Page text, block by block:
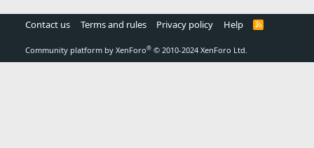
Contact us Terms and rules Privacy policy Help
R
Community platform by XenForo® © 2010-2024 XenForo Ltd.